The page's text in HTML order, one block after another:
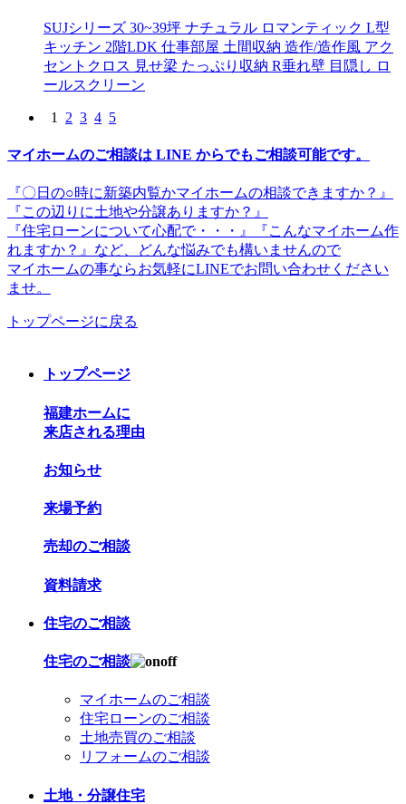
SUJシリーズ 30~39坪 ナチュラル ロマンティック L型
キッチン 2階LDK 仕事部屋 土間収納 造作/造作風 アク
セントクロス 見せ梁 たっぷり収納 R垂れ壁 目隠し ロ
ールスクリーン
1 2 3 4 5
マイホームのご相談は LINE からでもご相談可能です。
『〇日の○時に新築内覧かマイホームの相談できますか？』
『この辺りに土地や分譲ありますか？』
『住宅ローンについて心配で・・・』『こんなマイホーム作
れますか？』など、どんな悩みでも構いませんので
マイホームの事ならお気軽にLINEでお問い合わせください
ませ。
トップページに戻る
トップページ
福建ホームに
来店される理由
お知らせ
来場予約
売却のご相談
資料請求
住宅のご相談
住宅のご相談
マイホームのご相談
住宅ローンのご相談
土地売買のご相談
リフォームのご相談
土地・分譲住宅